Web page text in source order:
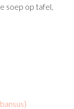
soep op tafel,